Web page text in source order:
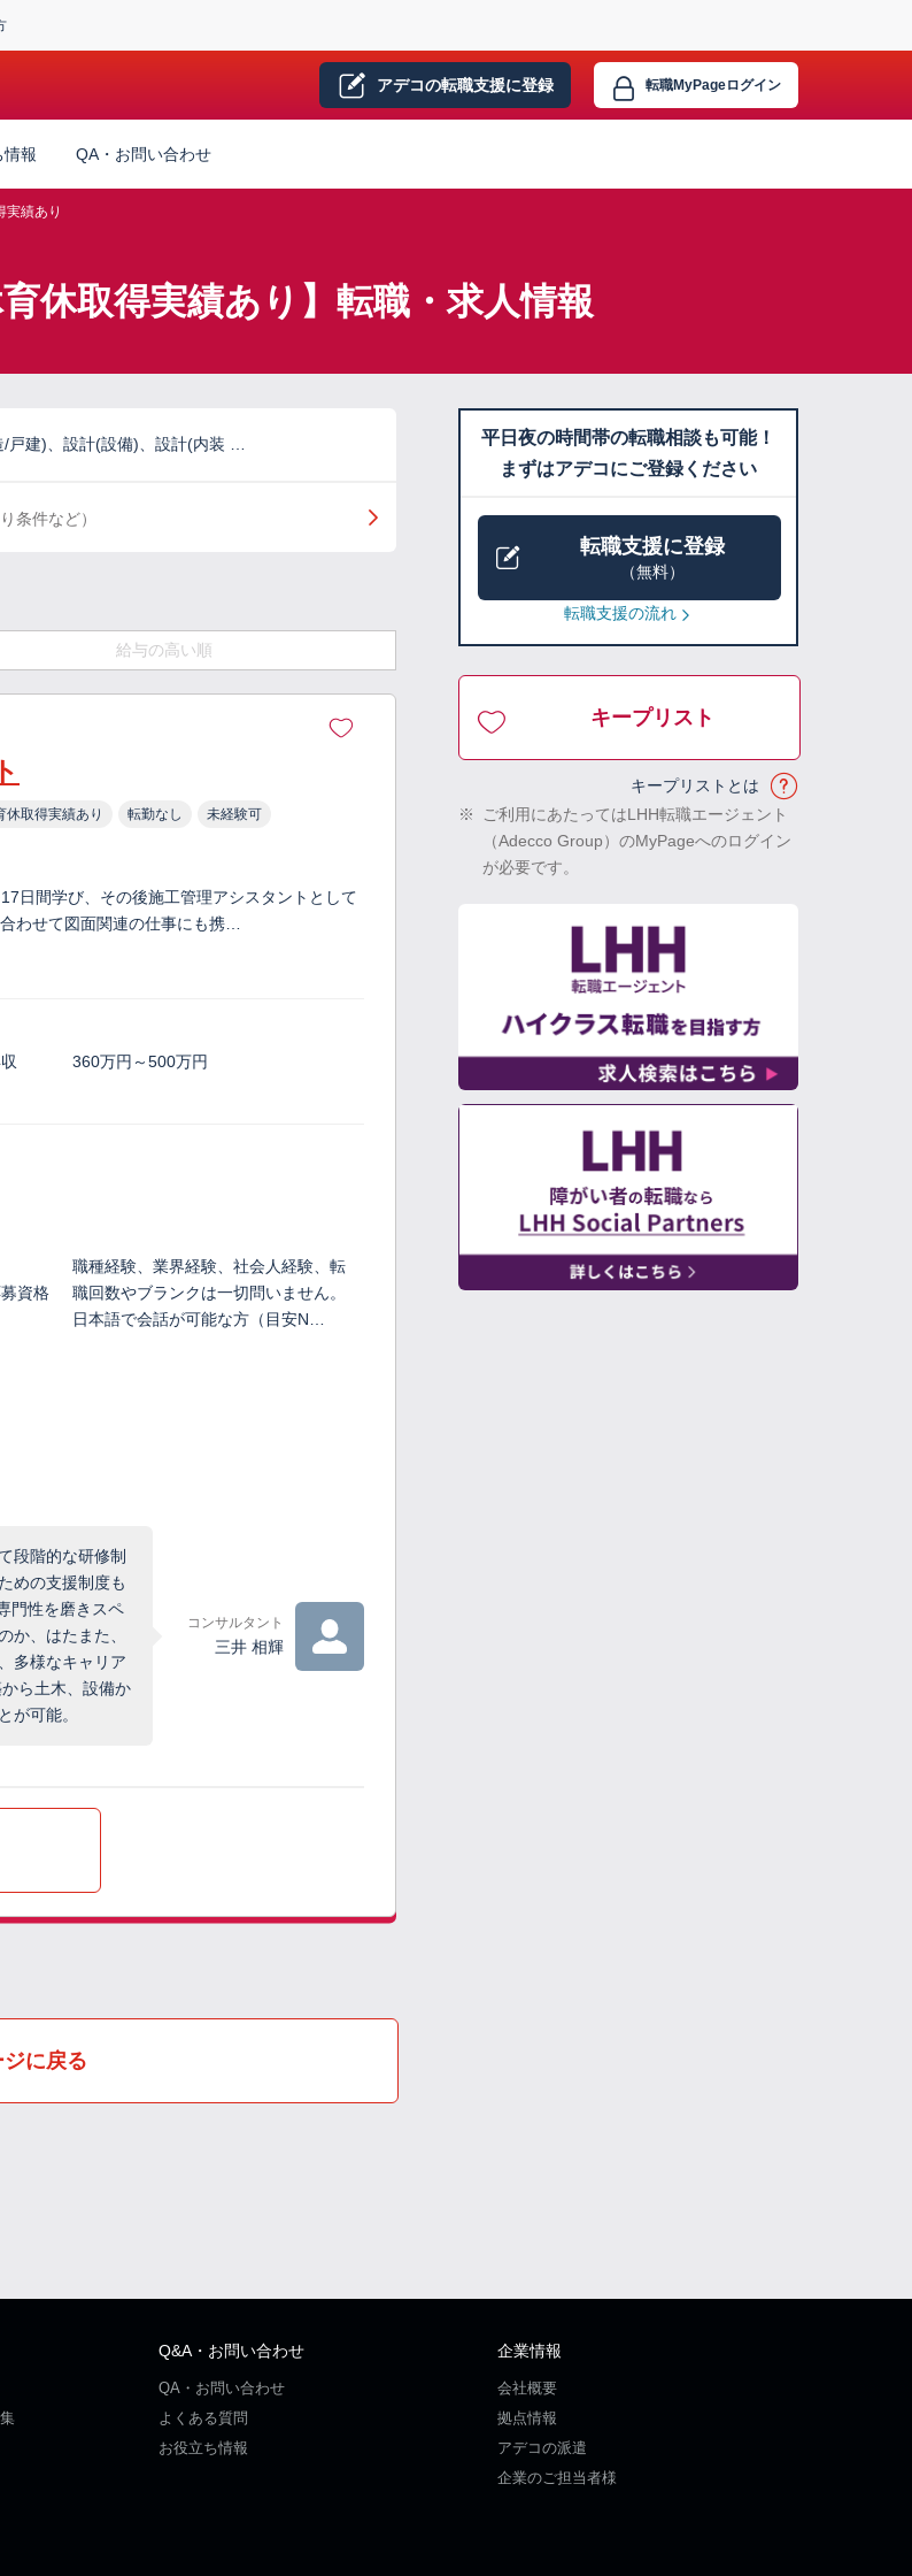
アデコの転職支援に登録 転職MyPageログイン
情報 QA・お問い合わせ
実績あり
休取得実績あり】転職・求人情報
戸建)、設計(設備)、設計(内装 …
条件など）
給与の高い順
休取得実績あり 転勤なし 未経験可
日間学び、その後施工管理アシスタントとして
わせて図面関連の仕事にも携…
360万円～500万円
資格
職種経験、業界経験、社会人経験、転
職回数やブランクは一切問いません。
日本語で会話が可能な方（目安N…
段階的な研修制
めの支援制度も
門性を磨きスペ
か、はたまた、
多様なキャリア
ら土木、設備か
が可能。
コンサルタント
三井 相輝
に戻る
平日夜の時間帯の転職相談も可能！
まずはアデコにご登録ください
転職支援に登録
（無料）
転職支援の流れ
キープリスト
キープリストとは
※
ご利用にあたってはLHH転職エージェント
（Adecco Group）のMyPageへのログイン
が必要です。
Q&A・お問い合わせ
QA・お問い合わせ
よくある質問
お役立ち情報
企業情報
会社概要
拠点情報
アデコの派遣
企業のご担当者様